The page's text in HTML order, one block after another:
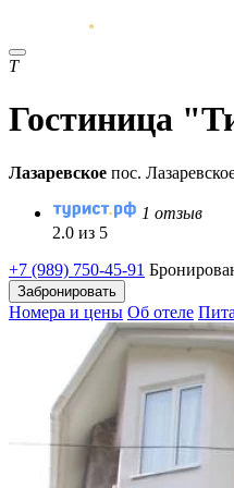
Т
Гостиница
Лазаревское пос.
1 отзыв
2.0 из 5
+7 (989) 750-45-91
Забронировать
Номера и цены Об отеле